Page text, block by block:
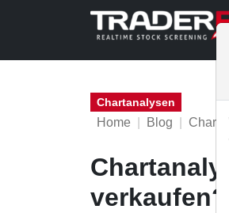
Chartanalysen
Home Blog
verkaufen?